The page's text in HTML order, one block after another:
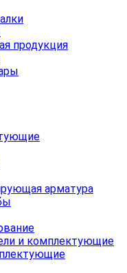
продукция
арматура
и комплектующие